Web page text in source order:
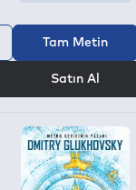
Tam Metin
Satın Al